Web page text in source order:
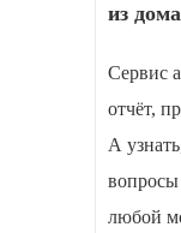
из дома
Сервис
отчёт,
А
любой